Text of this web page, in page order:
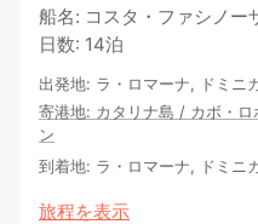
船名: コスタ・ファシノー
日数: 14泊
出発地: ラ・ロマーナ, ドミニ
寄港地: カタリナ島 / カボ・ロ
ン
到着地: ラ・ロマーナ, ドミニ
旅程を表示